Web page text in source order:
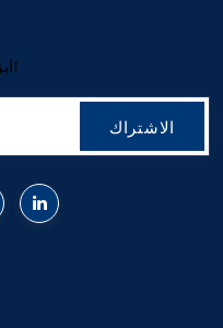
ابق على اطلاع معنا واحصل على العرض!
الاشتراك